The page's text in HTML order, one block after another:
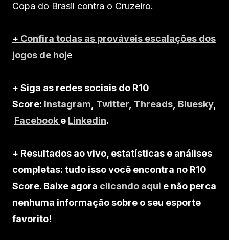
Copa do Brasil contra o Cruzeiro.
+ Confira todas as prováveis escalações dos
jogos de hoje
+ Siga as redes sociais do R10
Score: Instagram, Twitter, Threads, Bluesky,
Facebook e Linkedin.
+ Resultados ao vivo, estatísticas e análises
completas: tudo isso você encontra no R10
Score. Baixe agora clicando aqui e não perca
nenhuma informação sobre o seu esporte
favorito!